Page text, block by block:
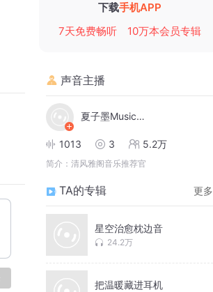
下载手机APP
7天免费畅听
10万本会员专辑
声音主播
夏子墨MusicRadio
1013 3 5.2万
简介： 清风雅阁音乐推荐官
TA的专辑 更多
星空治愈枕边音
24.2万
把温暖藏进耳机